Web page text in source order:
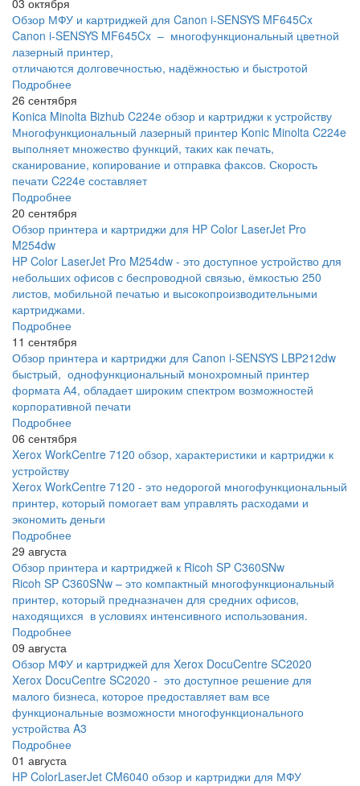
03 октября
Обзор МФУ и картриджей для Canon i-SENSYS MF645Cx
Canon i-SENSYS MF645Cx – многофункциональный цветной
лазерный принтер,
отличаются долговечностью, надёжностью и быстротой
Подробнее
26 сентября
Konica Minolta Bizhub C224e обзор и картриджи к устройству
Многофункциональный лазерный принтер Konic Minolta C224e
выполняет множество функций, таких как печать,
сканирование, копирование и отправка факсов. Скорость
печати C224e составляет
Подробнее
20 сентября
Обзор принтера и картриджи для HP Color LaserJet Pro
M254dw
HP Color LaserJet Pro M254dw - это доступное устройство для
небольших офисов с беспроводной связью, ёмкостью 250
листов, мобильной печатью и высокопроизводительными
картриджами.
Подробнее
11 сентября
Обзор принтера и картриджи для Canon i-SENSYS LBP212dw
быстрый, однофункциональный монохромный принтер
формата А4, обладает широким спектром возможностей
корпоративной печати
Подробнее
06 сентября
Xerox WorkCentre 7120 обзор, характеристики и картриджи к
устройству
Xerox WorkCentre 7120 - это недорогой многофункциональный
принтер, который помогает вам управлять расходами и
экономить деньги
Подробнее
29 августа
Обзор принтера и картриджей к Ricoh SP C360SNw
Ricoh SP C360SNw – это компактный многофункциональный
принтер, который предназначен для средних офисов,
находящихся в условиях интенсивного использования.
Подробнее
09 августа
Обзор МФУ и картриджей для Xerox DocuCentre SC2020
Xerox DocuCentre SC2020 - это доступное решение для
малого бизнеса, которое предоставляет вам все
функциональные возможности многофункционального
устройства A3
Подробнее
01 августа
HP ColorLaserJet CM6040 обзор и картриджи для МФУ